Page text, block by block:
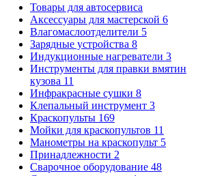
Товары для автосервиса
Аксессуары для мастерской 6
Влагомаслоотделители 5
Зарядные устройства 8
Индукционные нагреватели 3
Инструменты для правки вмятин
кузова 11
Инфракрасные сушки 8
Клепальный инструмент 3
Краскопульты 169
Мойки для краскопультов 11
Манометры на краскопульт 5
Принадлежности 2
Сварочное оборудование 48